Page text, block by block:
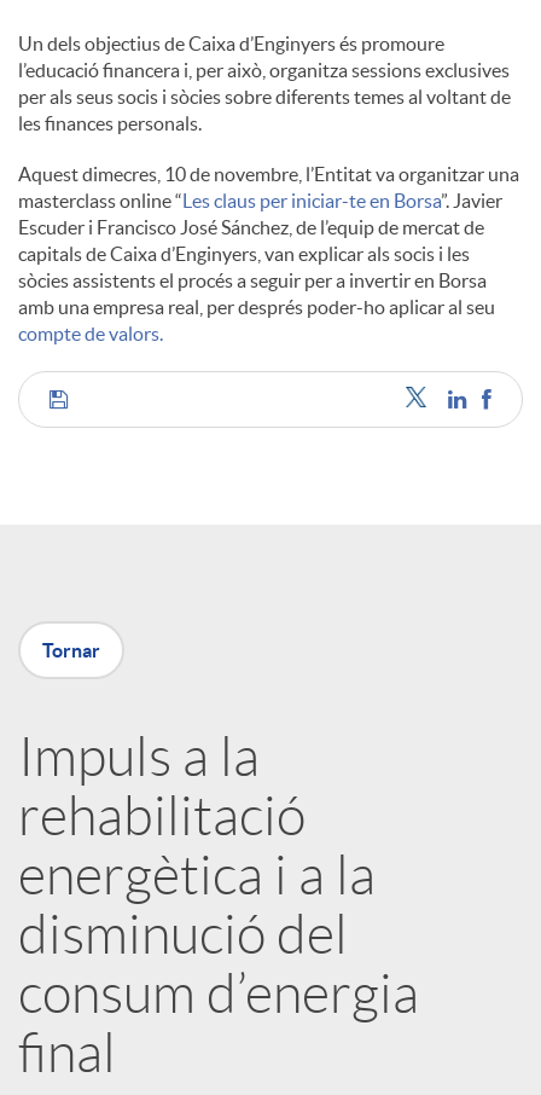
l
s
Un dels objectius de Caixa d’Enginyers és promoure
l’educació financera i, per això, organitza sessions exclusives
per als seus socis i sòcies sobre diferents temes al voltant de
les finances personals.
Aquest dimecres, 10 de novembre, l’Entitat va organitzar una
masterclass online “Les claus per iniciar-te en Borsa”. Javier
Escuder i Francisco José Sánchez, de l’equip de mercat de
capitals de Caixa d’Enginyers, van explicar als socis i les
sòcies assistents el procés a seguir per a invertir en Borsa
amb una empresa real, per després poder-ho aplicar al seu
compte de valors.
C
p
a
r
t
i
r
Tornar
Impuls a la
rehabilitació
energètica i a la
disminució del
consum d’energia
final